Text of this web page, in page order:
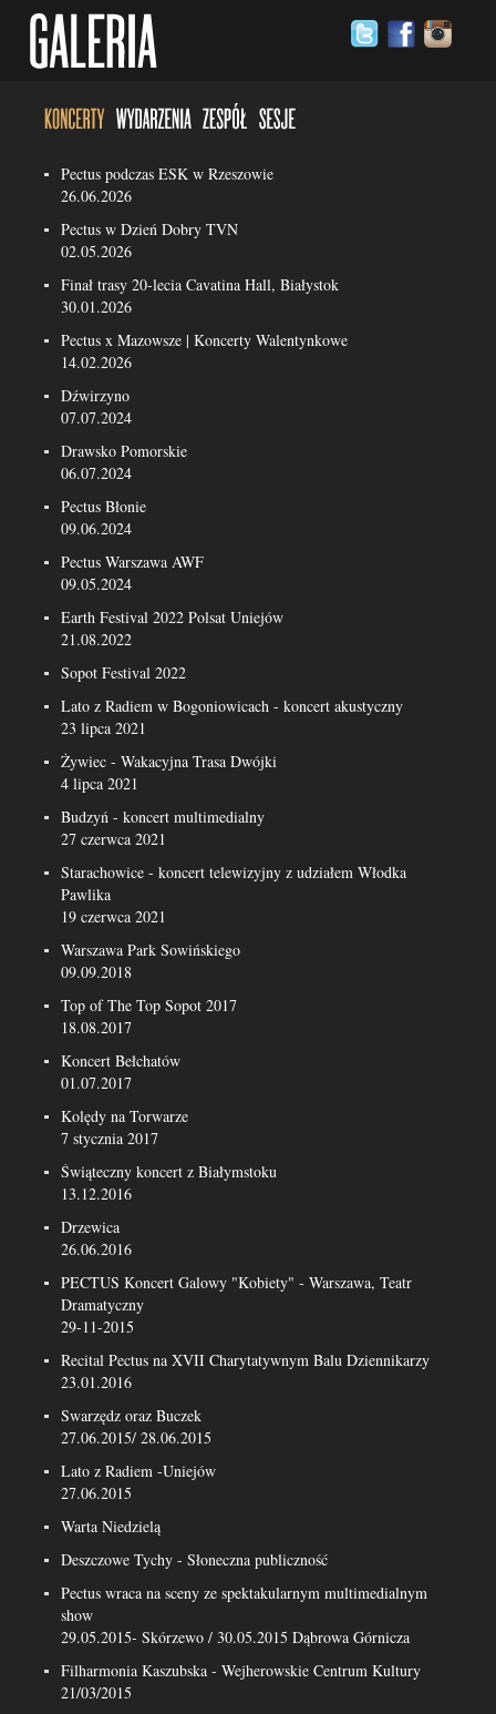
Pectus podczas ESK w Rzeszowie
26.06.2026
Pectus w Dzień Dobry TVN
02.05.2026
Finał trasy 20-lecia Cavatina Hall, Białystok
30.01.2026
Pectus x Mazowsze | Koncerty Walentynkowe
14.02.2026
Dźwirzyno
07.07.2024
Drawsko Pomorskie
06.07.2024
Pectus Błonie
09.06.2024
Pectus Warszawa AWF
09.05.2024
Earth Festival 2022 Polsat Uniejów
21.08.2022
Sopot Festival 2022
Lato z Radiem w Bogoniowicach - koncert akustyczny
23 lipca 2021
Żywiec - Wakacyjna Trasa Dwójki
4 lipca 2021
Budzyń - koncert multimedialny
27 czerwca 2021
Starachowice - koncert telewizyjny z udziałem Włodka
Pawlika
19 czerwca 2021
Warszawa Park Sowińskiego
09.09.2018
Top of The Top Sopot 2017
18.08.2017
Koncert Bełchatów
01.07.2017
Kolędy na Torwarze
7 stycznia 2017
Świąteczny koncert z Białymstoku
13.12.2016
Drzewica
26.06.2016
PECTUS Koncert Galowy "Kobiety" - Warszawa, Teatr
Dramatyczny
29-11-2015
Recital Pectus na XVII Charytatywnym Balu Dziennikarzy
23.01.2016
Swarzędz oraz Buczek
27.06.2015/ 28.06.2015
Lato z Radiem -Uniejów
27.06.2015
Warta Niedzielą
Deszczowe Tychy - Słoneczna publiczność
Pectus wraca na sceny ze spektakularnym multimedialnym
show
29.05.2015- Skórzewo / 30.05.2015 Dąbrowa Górnicza
Filharmonia Kaszubska - Wejherowskie Centrum Kultury
21/03/2015